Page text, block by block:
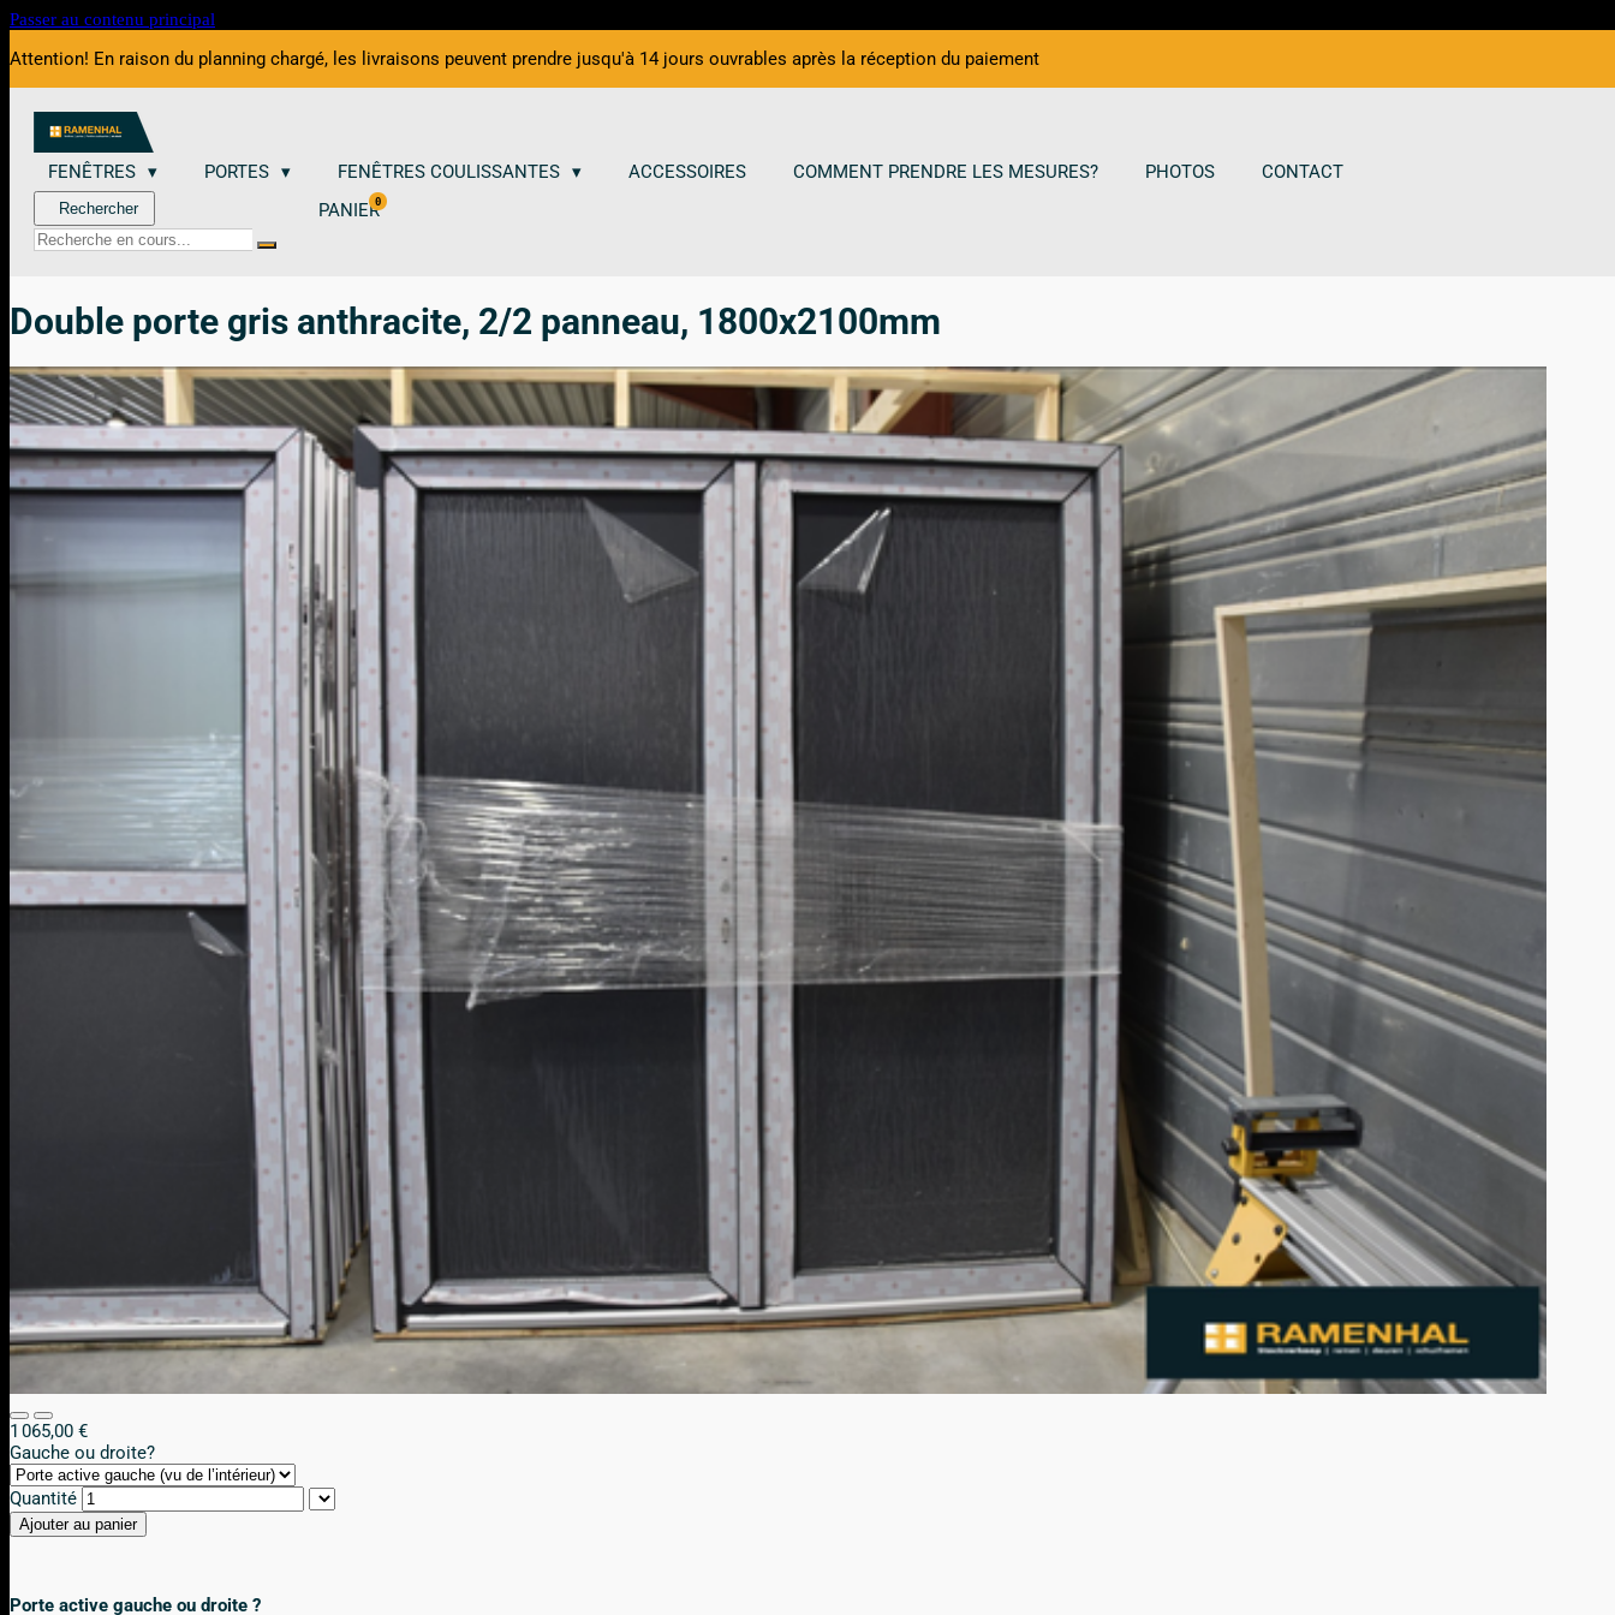
Passer au contenu principal
Attention! En raison du planning chargé, les livraisons peuvent prendre jusqu'à 14 jours ouvrables après la réception du paiement
FENÊTRES PORTES FENÊTRES COULISSANTES ACCESSOIRES COMMENT PRENDRE LES MESURES? PHOTOS CONTACT
Rechercher 0
PANIER
Double porte gris anthracite, 2/2 panneau, 1800x2100mm
1 065,00 €
Gauche ou droite?
Quantité
Ajouter au panier
Porte active gauche ou droite ?